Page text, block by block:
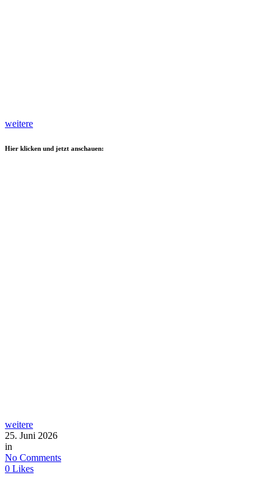
weitere
Hier klicken und jetzt anschauen:
weitere
25. Juni 2026
in
No Comments
0 Likes